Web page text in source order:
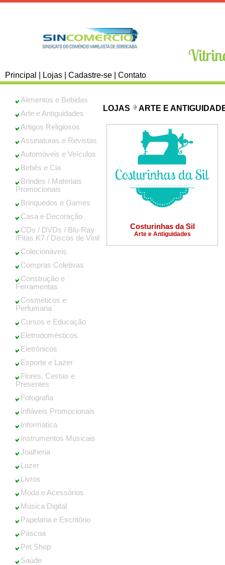
Principal Lojas Cadastre-se Contato
Alimentos e Bebidas
Arte e Antiguidades
Artigos Religiosos
Assinaturas e Revistas
Automóveis e Veículos
Bebês e Cia
Brindes / Materiais
Promocionais
Brinquedos e Games
Casa e Decoração
CDs / DVDs / Blu-Ray
/Fitas K7 / Discos de Vinil
Colecionáveis
Compras Coletivas
Construção e
Ferramentas
Cosméticos e
Perfumaria
Cursos e Educação
Eletrodomésticos
Eletrônicos
Esporte e Lazer
Flores, Cestas e
Presentes
Fotografia
Infláveis Promocionais
Informática
Instrumentos Musicais
Joalheria
Lazer
Livros
Moda e Acessórios
Música Digital
Papelaria e Escritório
Páscoa
Pet Shop
Saúde
LOJAS ARTE E
Costurinhas da Sil
Arte e Antiguidades